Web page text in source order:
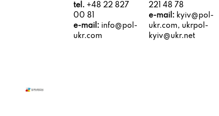
tel. +48 22 827
00 81
e-mail: info@pol-
ukr.com
221 48 78
e-mail: kyiv@pol-
ukr.com, ukrpol-
kyiv@ukr.net